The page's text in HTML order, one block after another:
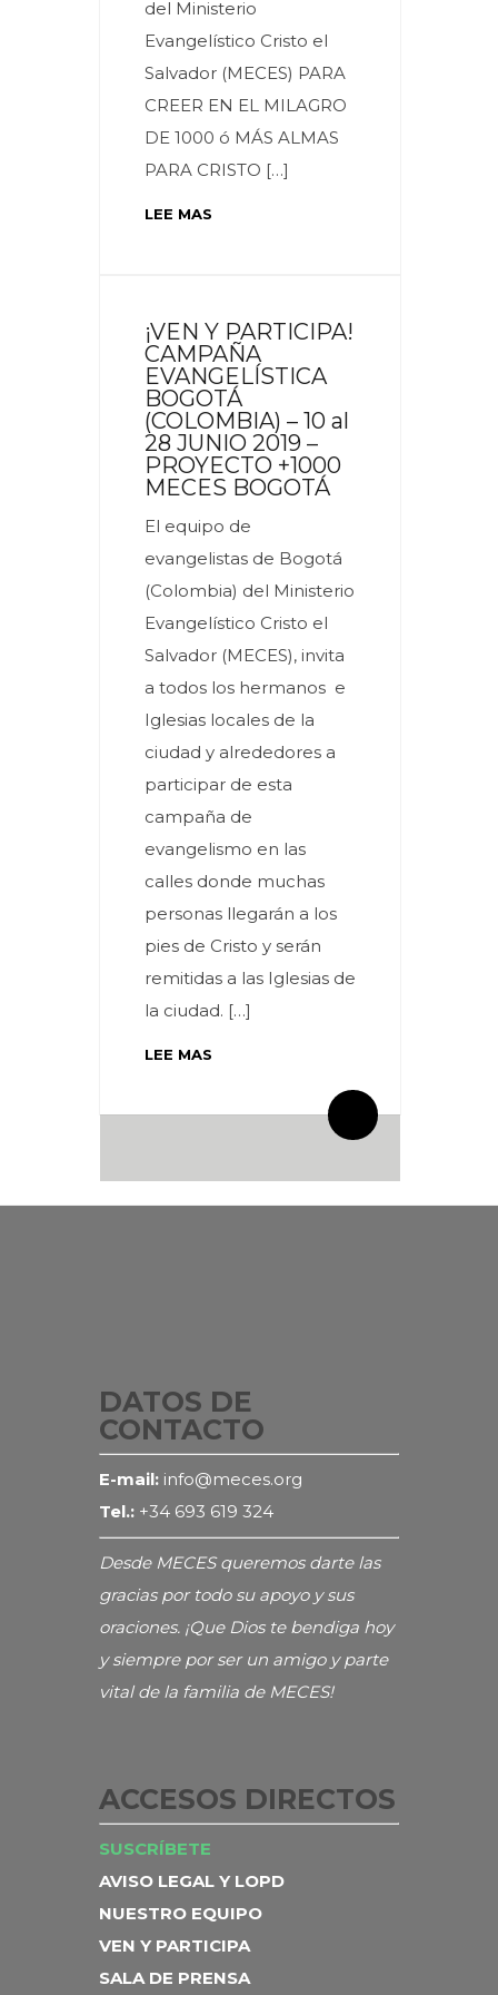
del Ministerio
Evangelístico Cristo el
Salvador (MECES) PARA
CREER EN EL MILAGRO
DE 1000 ó MÁS ALMAS
PARA CRISTO […]
LEE MAS
¡VEN Y PARTICIPA!
CAMPAÑA
EVANGELÍSTICA
BOGOTÁ
(COLOMBIA) – 10 al
28 JUNIO 2019 –
PROYECTO +1000
MECES BOGOTÁ
El equipo de
evangelistas de Bogotá
(Colombia) del Ministerio
Evangelístico Cristo el
Salvador (MECES), invita
a todos los hermanos e
Iglesias locales de la
ciudad y alrededores a
participar de esta
campaña de
evangelismo en las
calles donde muchas
personas llegarán a los
pies de Cristo y serán
remitidas a las Iglesias de
la ciudad. […]
LEE MAS
DATOS DE
CONTACTO
E-mail: info@meces.org
Tel.: +34 693 619 324
Desde MECES queremos darte las
gracias por todo su apoyo y sus
oraciones. ¡Que Dios te bendiga hoy
y siempre por ser un amigo y parte
vital de la familia de MECES!
ACCESOS DIRECTOS
SUSCRÍBETE
AVISO LEGAL Y LOPD
NUESTRO EQUIPO
VEN Y PARTICIPA
SALA DE PRENSA